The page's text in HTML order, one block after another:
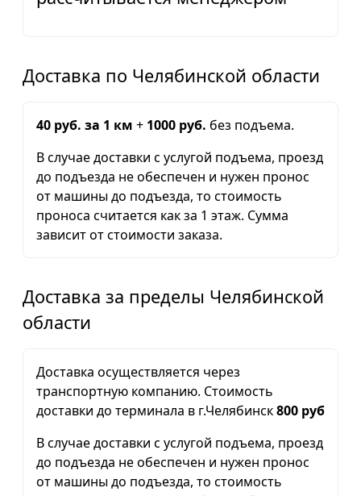
Доставка по Челябинской области
40 руб. за 1 км + 1000 руб. без подъема.
В случае доставки с услугой подъема, проезд
до подъезда не обеспечен и нужен пронос
от машины до подъезда, то стоимость
проноса считается как за 1 этаж. Сумма
зависит от стоимости заказа.
Доставка за пределы Челябинской
области
Доставка осуществляется через
транспортную компанию. Стоимость
доставки до терминала в г.Челябинск800 руб
В случае доставки с услугой подъема, проезд
до подъезда не обеспечен и нужен пронос
от машины до подъезда, то стоимость